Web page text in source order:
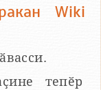
Wiki
тепӗр